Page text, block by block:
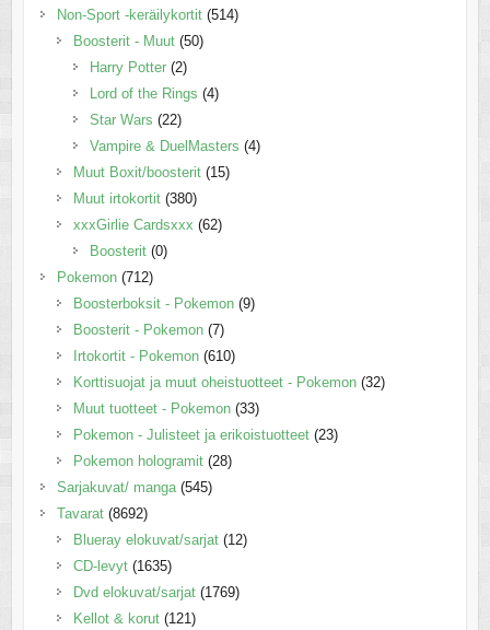
Non-Sport -keräilykortit (514)
Boosterit - Muut (50)
Harry Potter (2)
Lord of the Rings (4)
Star Wars (22)
Vampire & DuelMasters (4)
Muut Boxit/boosterit (15)
Muut irtokortit (380)
xxxGirlie Cardsxxx (62)
Boosterit (0)
Pokemon (712)
Boosterboksit - Pokemon (9)
Boosterit - Pokemon (7)
Irtokortit - Pokemon (610)
Korttisuojat ja muut oheistuotteet - Pokemon (32)
Muut tuotteet - Pokemon (33)
Pokemon - Julisteet ja erikoistuotteet (23)
Pokemon hologramit (28)
Sarjakuvat/ manga (545)
Tavarat (8692)
Blueray elokuvat/sarjat (12)
CD-levyt (1635)
Dvd elokuvat/sarjat (1769)
Kellot & korut (121)